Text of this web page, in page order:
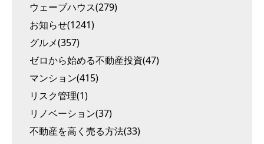
ウェーブハウス(279)
お知らせ(1241)
グルメ(357)
ゼロから始める不動産投資(47)
マンション(415)
リスク管理(1)
リノベーション(37)
不動産を高く売る方法(33)